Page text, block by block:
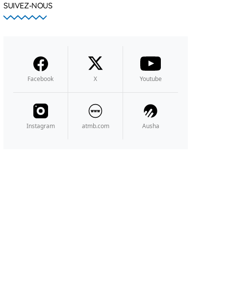
SUIVEZ-NOUS
Facebook X Youtube
Instagram atmb.com Ausha